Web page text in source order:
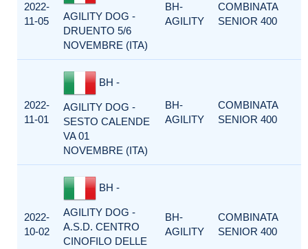
2022-
11-05
AGILITY DOG -
DRUENTO 5/6
NOVEMBRE (ITA)
BH-
AGILITY
COMBINATA
SENIOR 400
2022-
11-01
BH -
AGILITY DOG -
SESTO CALENDE
VA 01
NOVEMBRE (ITA)
BH-
AGILITY
COMBINATA
SENIOR 400
2022-
10-02
BH -
AGILITY DOG -
A.S.D. CENTRO
CINOFILO DELLE
BH-
AGILITY
COMBINATA
SENIOR 400